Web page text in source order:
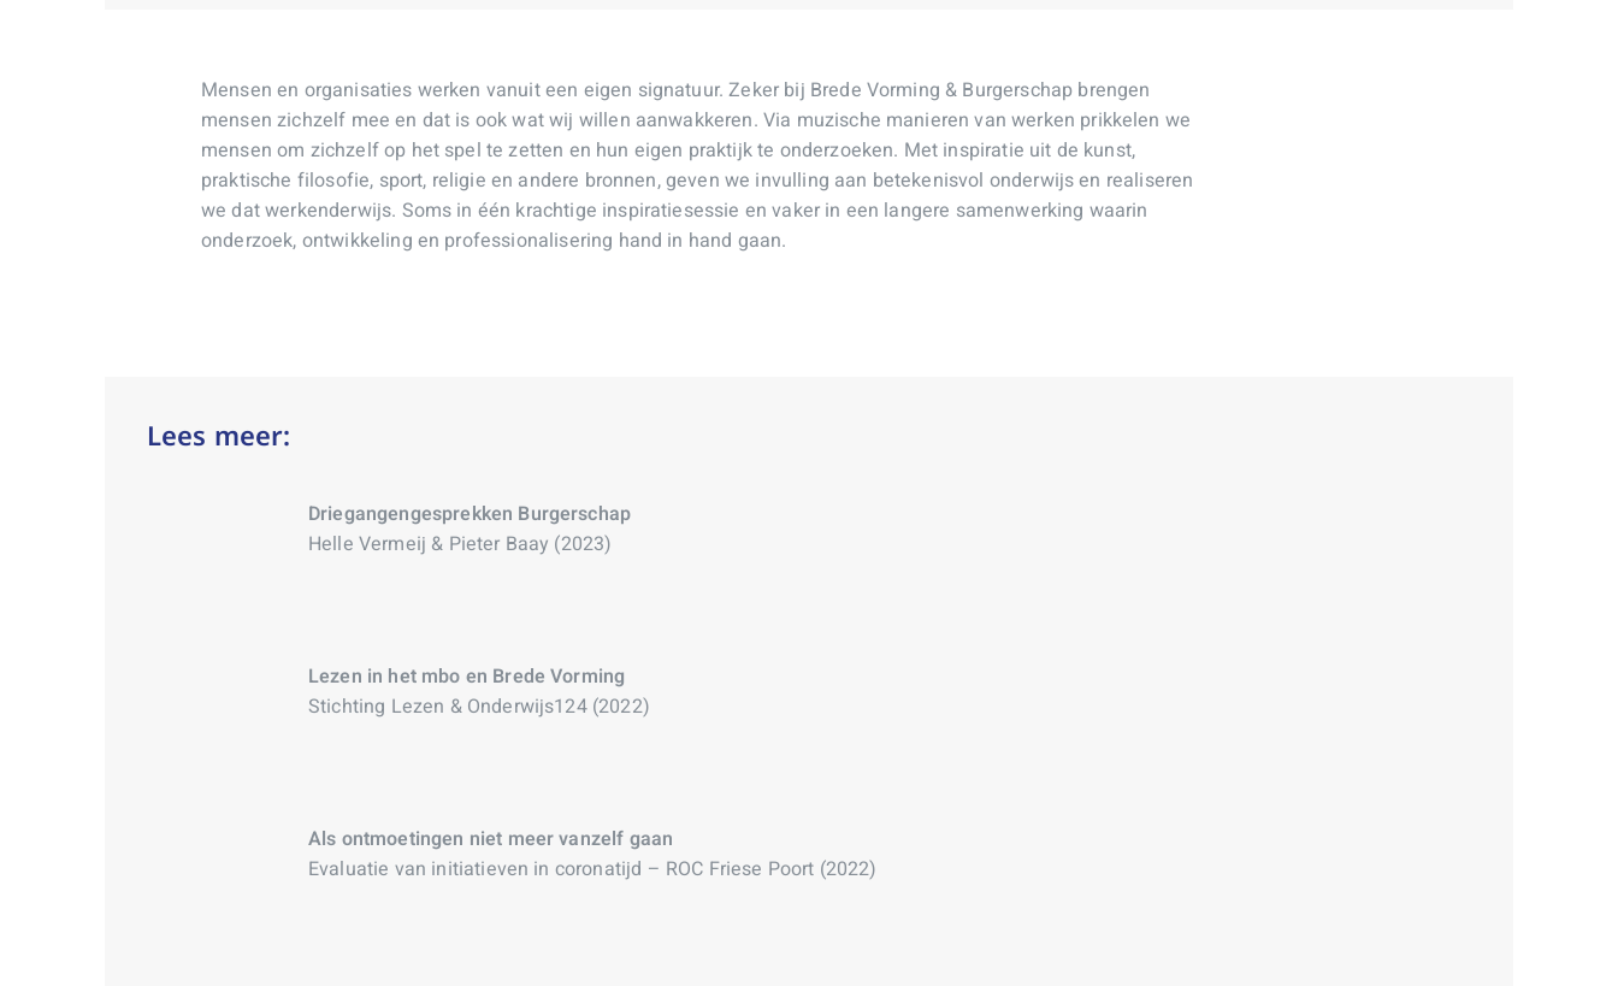
Mensen en organisaties werken vanuit een eigen signatuur. Zeker bij Brede Vorming & Burgerschap brengen
mensen zichzelf mee en dat is ook wat wij willen aanwakkeren. Via muzische manieren van werken prikkelen we
mensen om zichzelf op het spel te zetten en hun eigen praktijk te onderzoeken. Met inspiratie uit de kunst,
praktische filosofie, sport, religie en andere bronnen, geven we invulling aan betekenisvol onderwijs en realiseren
we dat werkenderwijs. Soms in één krachtige inspiratiesessie en vaker in een langere samenwerking waarin
onderzoek, ontwikkeling en professionalisering hand in hand gaan.
Lees meer:
Driegangengesprekken Burgerschap
Helle Vermeij & Pieter Baay (2023)
Lezen in het mbo en Brede Vorming
Stichting Lezen & Onderwijs124 (2022)
Als ontmoetingen niet meer vanzelf gaan
Evaluatie van initiatieven in coronatijd – ROC Friese Poort (2022)